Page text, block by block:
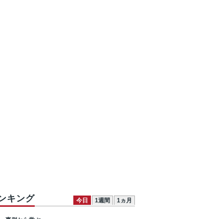
キング 今日 1週間 1ヵ月